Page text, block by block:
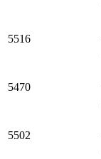
5516
5470
5502